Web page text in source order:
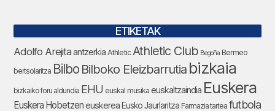
ETIKETAK
Adolfo Arejitaantzerkia Athletic Athletic Club Begoña Bermeo
bertsolaritza Bilbo Bilboko Eleizbarrutia bizkaia
bizkaiko foru aldundia EHU euskal musika euskaltzaindia Euskera
Euskera Hobetzeneuskerea Eusko Jaurlaritza Farmazia tartea futbola